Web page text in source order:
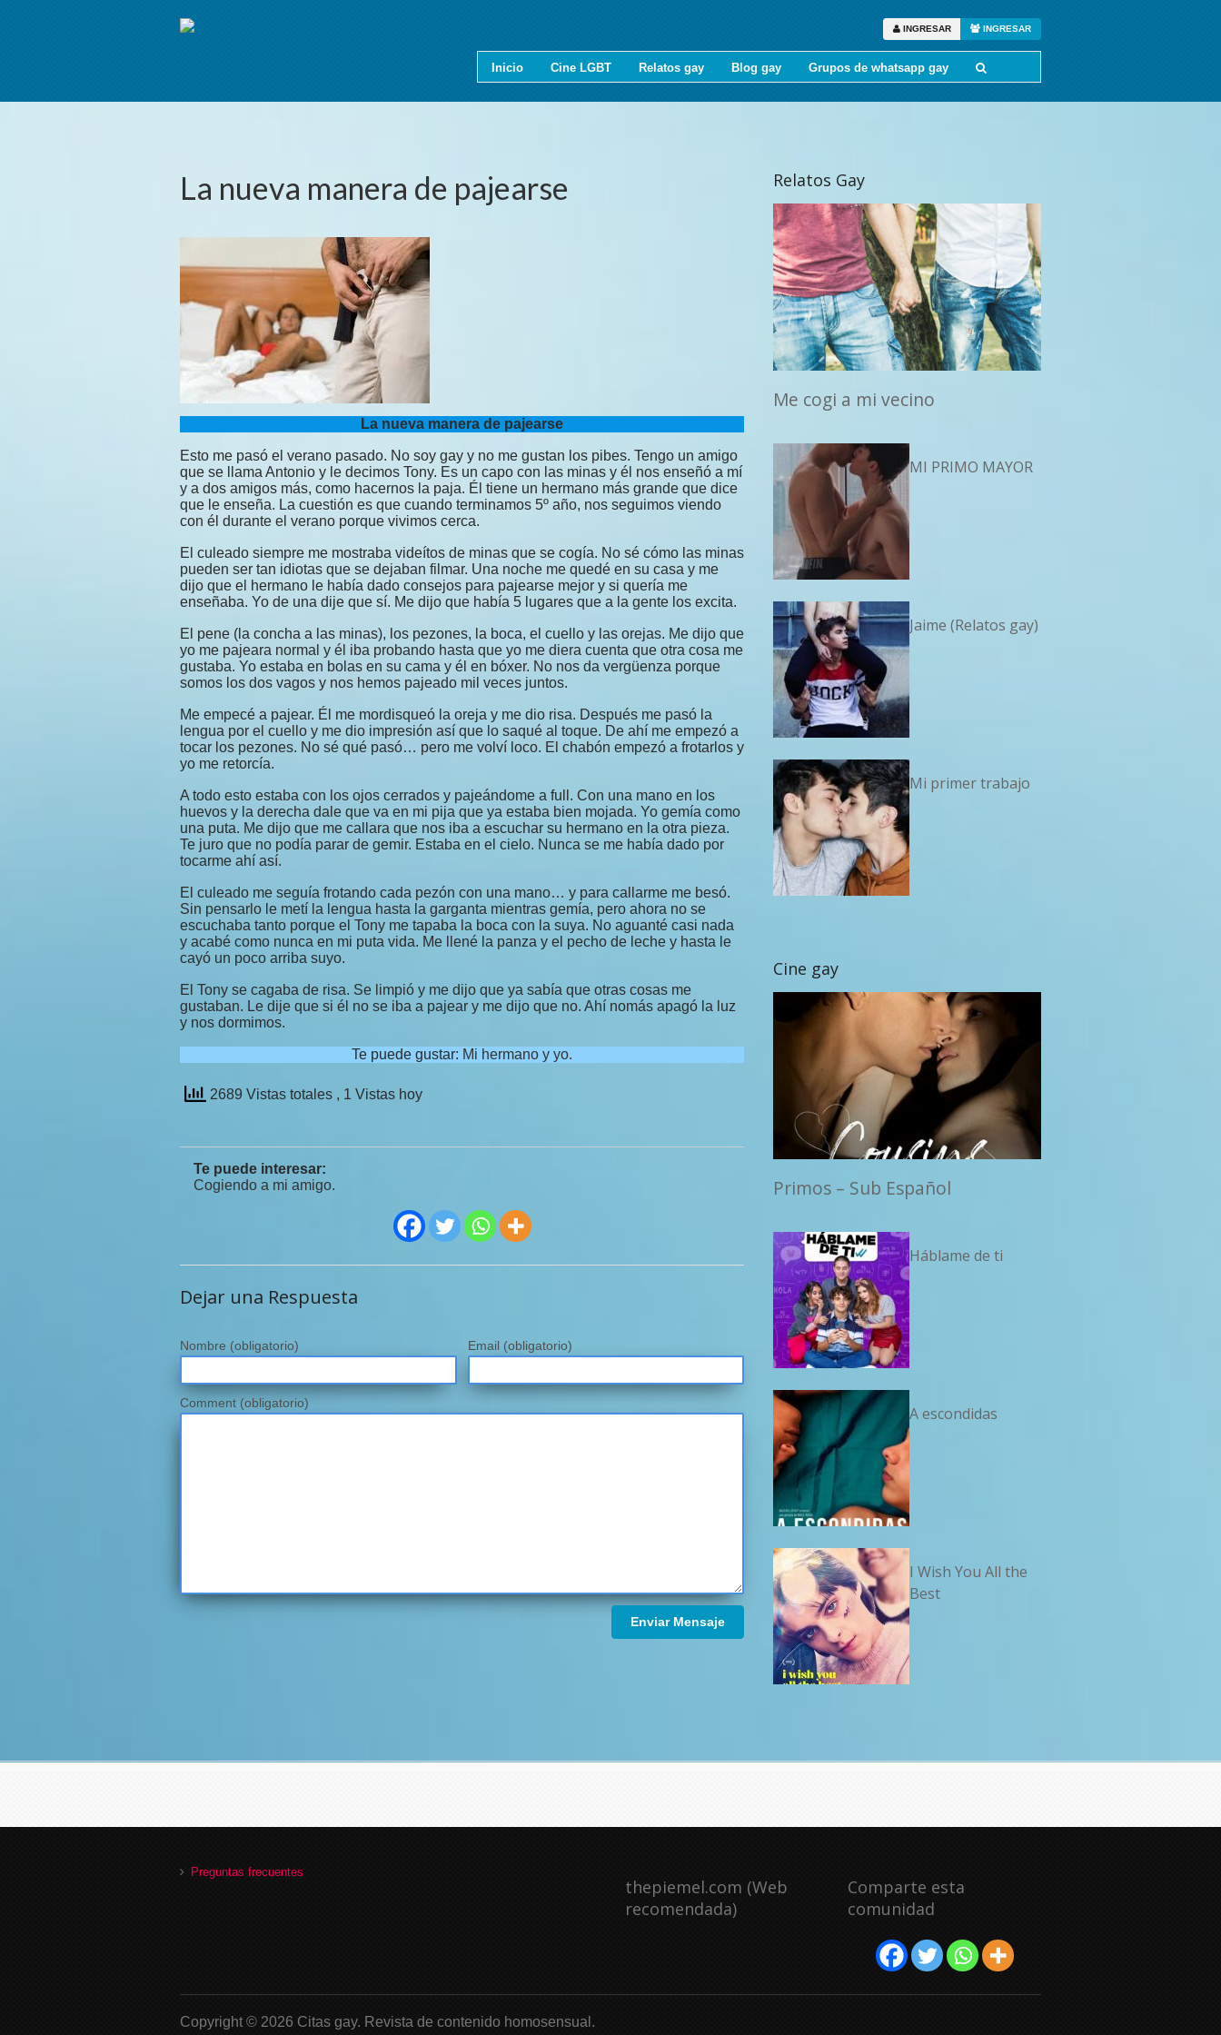
INGRESAR INGRESAR
Inicio Cine LGBT Relatos gay Blog gay Grupos de whatsapp gay
La nueva manera de pajearse
La nueva manera de pajearse
Esto me pasó el verano pasado. No soy gay y no me gustan los pibes. Tengo un amigo
que se llama Antonio y le decimos Tony. Es un capo con las minas y él nos enseñó a mí
y a dos amigos más, como hacernos la paja. Él tiene un hermano más grande que dice
que le enseña. La cuestión es que cuando terminamos 5º año, nos seguimos viendo
con él durante el verano porque vivimos cerca.
El culeado siempre me mostraba videítos de minas que se cogía. No sé cómo las minas
pueden ser tan idiotas que se dejaban filmar. Una noche me quedé en su casa y me
dijo que el hermano le había dado consejos para pajearse mejor y si quería me
enseñaba. Yo de una dije que sí. Me dijo que había 5 lugares que a la gente los excita.
El pene (la concha a las minas), los pezones, la boca, el cuello y las orejas. Me dijo que
yo me pajeara normal y él iba probando hasta que yo me diera cuenta que otra cosa me
gustaba. Yo estaba en bolas en su cama y él en bóxer. No nos da vergüenza porque
somos los dos vagos y nos hemos pajeado mil veces juntos.
Me empecé a pajear. Él me mordisqueó la oreja y me dio risa. Después me pasó la
lengua por el cuello y me dio impresión así que lo saqué al toque. De ahí me empezó a
tocar los pezones. No sé qué pasó… pero me volví loco. El chabón empezó a frotarlos y
yo me retorcía.
A todo esto estaba con los ojos cerrados y pajeándome a full. Con una mano en los
huevos y la derecha dale que va en mi pija que ya estaba bien mojada. Yo gemía como
una puta. Me dijo que me callara que nos iba a escuchar su hermano en la otra pieza.
Te juro que no podía parar de gemir. Estaba en el cielo. Nunca se me había dado por
tocarme ahí así.
El culeado me seguía frotando cada pezón con una mano… y para callarme me besó.
Sin pensarlo le metí la lengua hasta la garganta mientras gemía, pero ahora no se
escuchaba tanto porque el Tony me tapaba la boca con la suya. No aguanté casi nada
y acabé como nunca en mi puta vida. Me llené la panza y el pecho de leche y hasta le
cayó un poco arriba suyo.
El Tony se cagaba de risa. Se limpió y me dijo que ya sabía que otras cosas me
gustaban. Le dije que si él no se iba a pajear y me dijo que no. Ahí nomás apagó la luz
y nos dormimos.
Te puede gustar: Mi hermano y yo.
2689 Vistas totales , 1 Vistas hoy
Te puede interesar:
Cogiendo a mi amigo.
Dejar una Respuesta
Nombre (obligatorio) Email (obligatorio)
Comment (obligatorio)
Enviar Mensaje
Relatos Gay
Me cogi a mi vecino
MI PRIMO MAYOR
Jaime (Relatos gay)
Mi primer trabajo
Cine gay
Primos – Sub Español
Háblame de ti
A escondidas
I Wish You All the
Best
Preguntas frecuentes
thepiemel.com (Web
recomendada)
Comparte esta
comunidad
Copyright © 2026 Citas gay. Revista de contenido homosensual.